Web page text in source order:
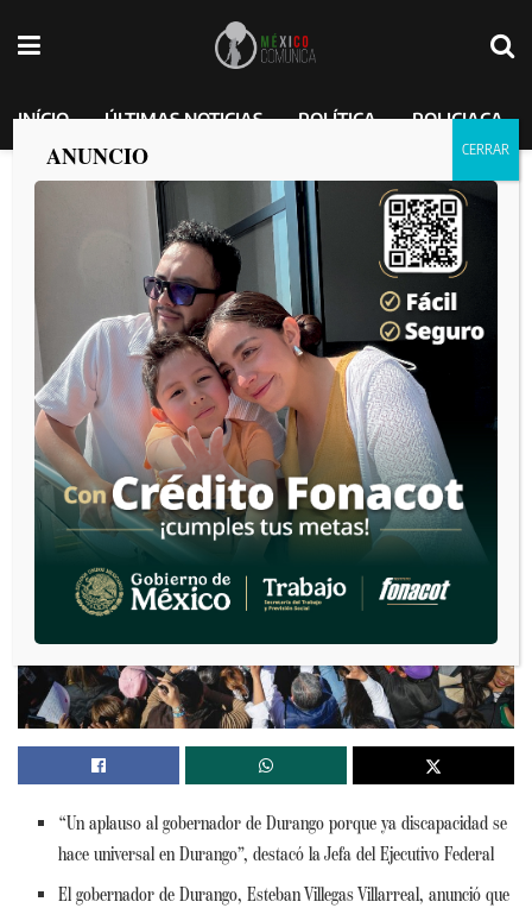
INÍCIO ÚLTIMAS NOTICIAS POLÍTICA POLICIACA
Presidenta Claudia Sheinbaum y
gobernador de Durango, Esteban
Villegas Villarreal anuncian
universalidad de la pensión para
personas con discapacidad en el estado
porMEXICO COMUNICA 2025-02-23
“Un aplauso al gobernador de Durango porque ya discapacidad se
hace universal en Durango”, destacó la Jefa del Ejecutivo Federal
El gobernador de Durango, Esteban Villegas Villarreal, anunció que
ANUNCIO